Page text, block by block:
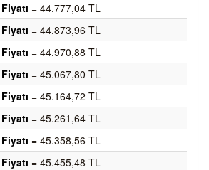
= 44.777,04 TL
= 44.873,96 TL
= 44.970,88 TL
= 45.067,80 TL
= 45.164,72 TL
= 45.261,64 TL
= 45.358,56 TL
= 45.455,48 TL